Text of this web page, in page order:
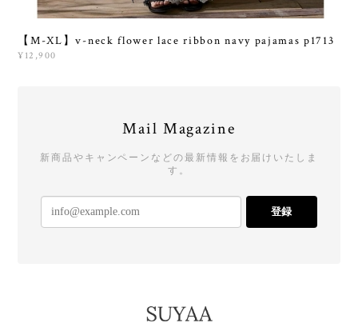
【M-XL】v-neck flower lace ribbon navy pajamas p1713
¥12,900
Mail Magazine
新商品やキャンペーンなどの最新情報をお届けいたしま
す。
登録